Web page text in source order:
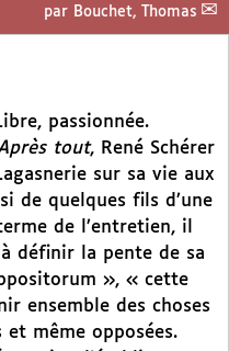
par Bouchet, Thomas
passionnée.
tout, René Schérer
sur sa vie aux
de quelques fils d’une
de l’entretien, il
définir la pente de sa
», « cette
ensemble des choses
et même opposées.